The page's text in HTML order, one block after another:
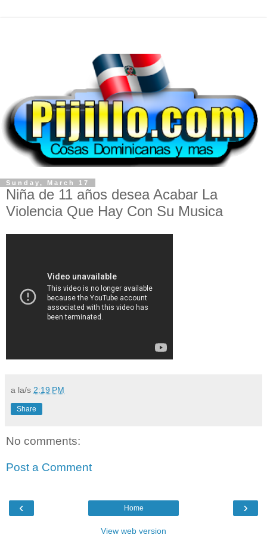
Sunday, March 17
Niña de 11 años desea Acabar La
Violencia Que Hay Con Su Musica
a la/s 2:19 PM
Share
No comments:
Post a Comment
‹ ›
Home
View web version